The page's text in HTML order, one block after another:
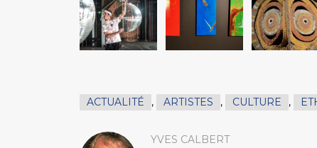
ACTUALITÉ , ARTISTES , CULTURE ,
YVES CALBERT